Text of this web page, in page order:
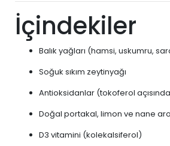
İçindekiler
Balık yağları (hamsi, uskumru,
Soğuk sıkım zeytinyağı
Antioksidanlar (tokoferol
Doğal portakal, limon ve nane
D3 vitamini (kolekalsiferol)